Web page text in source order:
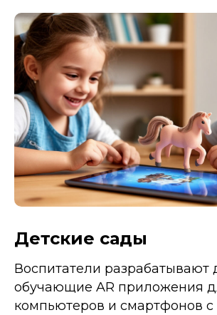
Детские сады
Воспитатели разрабатывают
обучающие AR приложения
компьютеров и смартфонов